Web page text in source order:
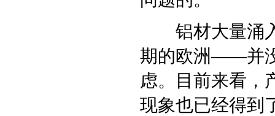
铝材大量涌入
期的欧洲——并
虑。目前来看，
现象也已经得到